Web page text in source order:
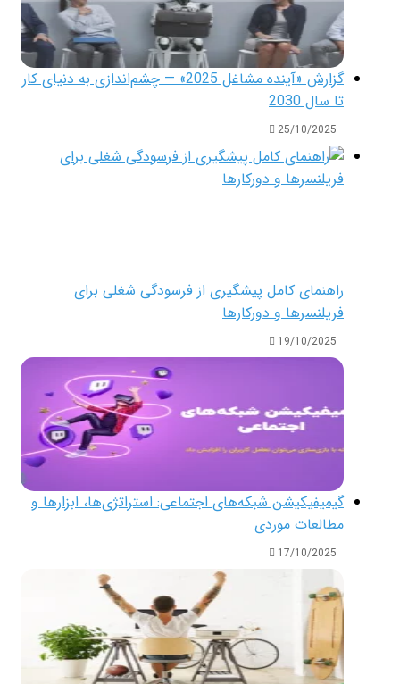
گزارش «آینده مشاغل 2025» — چشم‌اندازی به دنیای کار
تا سال 2030
25/10/2025
راهنمای کامل پیشگیری از فرسودگی شغلی برای
فریلنسرها و دورکارها
19/10/2025
گیمیفیکیشن شبکه‌های اجتماعی: استراتژی‌ها، ابزارها و
مطالعات موردی
17/10/2025